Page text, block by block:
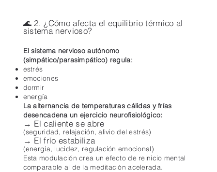
🌊 2. ¿Cómo afecta el equilibrio térmico al
sistema nervioso?
El sistema nervioso autónomo
(simpático/parasimpático) regula:
estrés
emociones
dormir
energía
La alternancia de temperaturas cálidas y frías
desencadena un ejercicio neurofisiológico:
→ El caliente se abre
(seguridad, relajación, alivio del estrés)
→ El frío estabiliza
(energía, lucidez, regulación emocional)
Esta modulación crea un efecto de reinicio mental
comparable al de la meditación acelerada.